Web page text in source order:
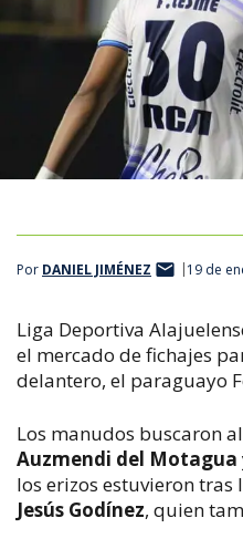
Por DANIEL JIMÉNEZ 19 de
Liga Deportiva
el mercado de fichajes
delantero, el paraguayo
Los manudos buscaron
Auzmendi del Motagua
los erizos estuvieron tras
Jesús Godínez, quien